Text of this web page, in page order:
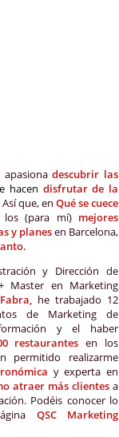
apasionadescubrir las
hacen disfrutar de la
que, en Qué se cuece
(para mí) mejores
y planesen Barcelona,
y Dirección de
Master en Marketing
he trabajado 12
de Marketing de
y el haber
restaurantes en los
permitido realizarme
y experta en
atraer más clientes a
Podéis conocer lo
QSC Marketing